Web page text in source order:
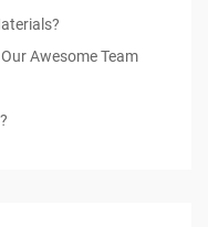
Awesome Team